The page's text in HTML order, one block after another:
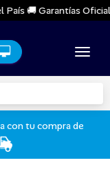
🚚 Garantías
con tu compra de